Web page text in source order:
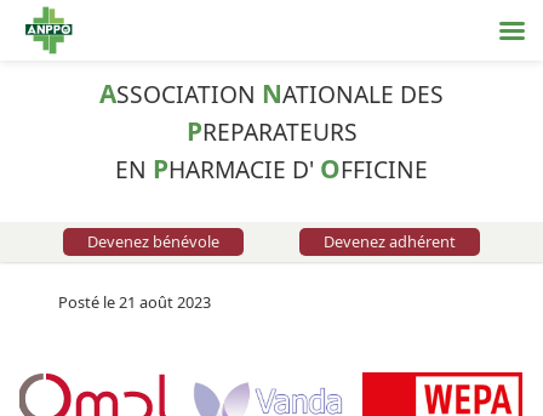
ASSOCIATION NATIONALE DES
PREPARATEURS
EN PHARMACIE D' OFFICINE
Devenez bénévole Devenez adhérent
Posté le 21 août 2023